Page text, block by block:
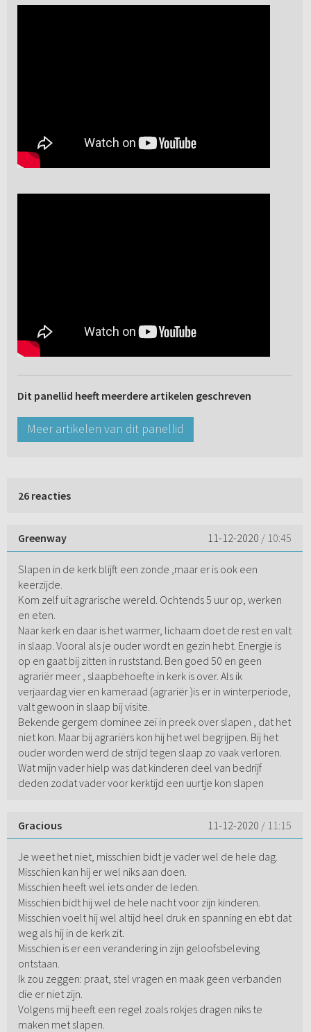
Dit panellid heeft meerdere artikelen geschreven
Meer artikelen van dit panellid
26 reacties
Greenway 11-12-2020 / 10:45
Slapen in de kerk blijft een zonde ,maar er is ook een
keerzijde.
Kom zelf uit agrarische wereld. Ochtends 5 uur op, werken
en eten.
Naar kerk en daar is het warmer, lichaam doet de rest en valt
in slaap. Vooral als je ouder wordt en gezin hebt. Energie is
op en gaat bij zitten in ruststand. Ben goed 50 en geen
agrariër meer , slaapbehoefte in kerk is over. Als ik
verjaardag vier en kameraad (agrariër )is er in winterperiode,
valt gewoon in slaap bij visite.
Bekende gergem dominee zei in preek over slapen , dat het
niet kon. Maar bij agrariërs kon hij het wel begrijpen. Bij het
ouder worden werd de strijd tegen slaap zo vaak verloren.
Wat mijn vader hielp was dat kinderen deel van bedrijf
deden zodat vader voor kerktijd een uurtje kon slapen
Gracious 11-12-2020 / 11:15
Je weet het niet, misschien bidt je vader wel de hele dag.
Misschien kan hij er wel niks aan doen.
Misschien heeft wel iets onder de leden.
Misschien bidt hij wel de hele nacht voor zijn kinderen.
Misschien voelt hij wel altijd heel druk en spanning en ebt dat
weg als hij in de kerk zit.
Misschien is er een verandering in zijn geloofsbeleving
ontstaan.
Ik zou zeggen: praat, stel vragen en maak geen verbanden
die er niet zijn.
Volgens mij heeft een regel zoals rokjes dragen niks te
maken met slapen.